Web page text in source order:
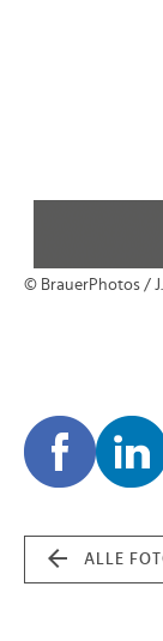
© BrauerPhotos /
ALLE